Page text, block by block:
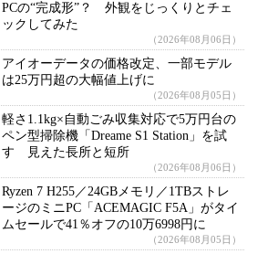
PCの“完成形”？ 外観をじっくりとチェ
ックしてみた
（2026年08月06日）
アイオーデータの価格改定、一部モデル
は25万円超の大幅値上げに
（2026年08月05日）
軽さ1.1kg×自動ごみ収集対応で5万円台の
ペン型掃除機「Dreame S1 Station」を試
す 見えた長所と短所
（2026年08月06日）
Ryzen 7 H255／24GBメモリ／1TBストレ
ージのミニPC「ACEMAGIC F5A」がタイ
ムセールで41％オフの10万6998円に
（2026年08月05日）